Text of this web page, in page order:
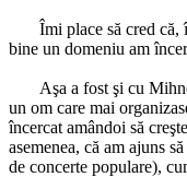
Îmi place să cred că,
bine un domeniu am
Aşa a fost şi cu
un om care mai
încercat amândoi să
asemenea, că am ajuns
de concerte populare),